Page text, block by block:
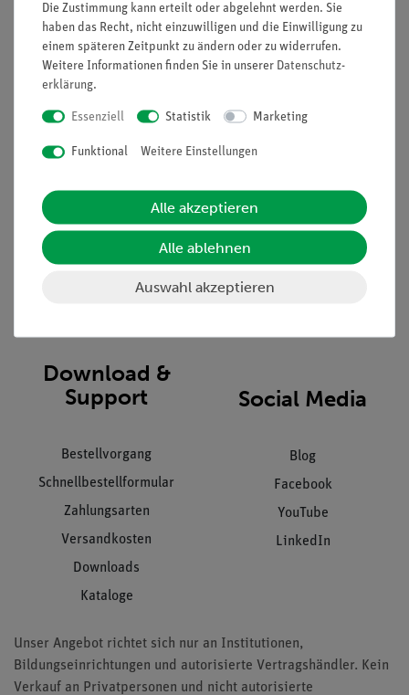
Informationen
Projekte und Lösungen
Presse
Hinweisgeberschutz
Datenschutz
Impressum
Service
Beratung & Showroom
Inventarisierungs- &
Inbetriebnahme & Schulungen
Kundendienst
Download &
Support
Bestellvorgang
Schnellbestellformular
Zahlungsarten
Versandkosten
Downloads
Kataloge
Social Media
Blog
Facebook
YouTube
LinkedIn
Unser Angebot richtet sich nur an Institutionen,
Bildungseinrichtungen und autorisierte Vertragshändler. Kein
Verkauf an Privatpersonen und nicht autorisierte
Die Zustimmung kann erteilt oder abgelehnt werden. Sie
haben das Recht, nicht einzuwilligen und die Einwilligung zu
einem späteren Zeitpunkt zu ändern oder zu widerrufen.
Weitere Informationen finden Sie in unserer Daten­schutz­
erklärung.
Essenziell Statistik Marketing
Funktional Weitere Einstellungen
Alle akzeptieren
Alle ablehnen
Auswahl akzeptieren